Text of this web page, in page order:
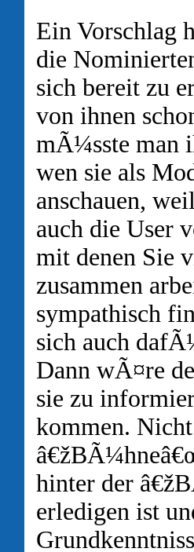
Ein Vorschlag
die
sich bereit zu
von ihnen
mÃ¼sste man
wen sie als
anschauen,
auch die User
mit denen Sie
zusammen
sympathisch
sich auch
Dann wÃ¤re
sie zu
kommen.
hinter der
erledigen ist